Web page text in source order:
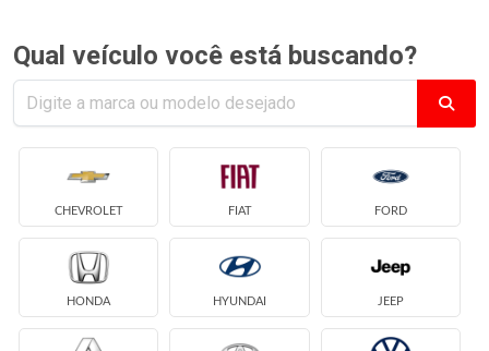
Qual veículo você está buscando?
CHEVROLET FIAT FORD
HONDA HYUNDAI JEEP